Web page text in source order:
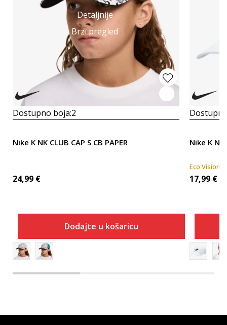
Detaljnije
Brzi pregled
Dostupno boja:2
Nike K NK CLUB CAP S CB PAPER
24,99 €
Dodajte u košaricu
Nike K NK
Eco Vision
17,99 €